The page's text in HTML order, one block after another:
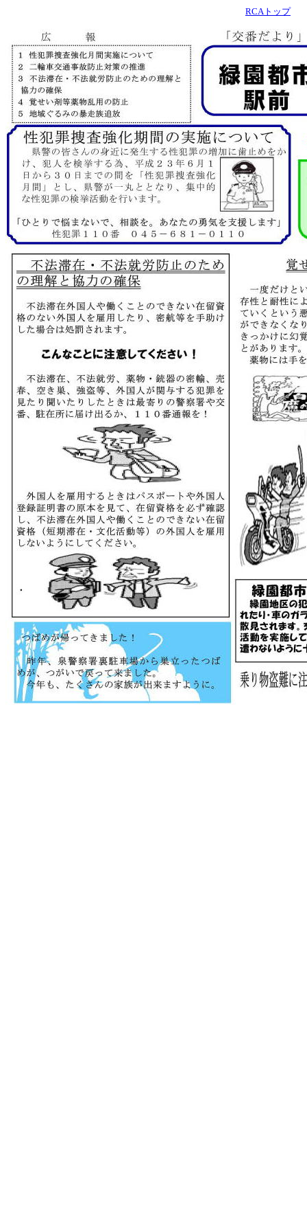
RCAトップ